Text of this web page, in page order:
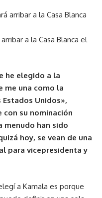
a la Casa Blanca el
he elegido a la
me una como la
Unidos»,
con su nominación
menudo han sido
hoy, se vean de una
para vicepresidenta y
a Kamala es porque